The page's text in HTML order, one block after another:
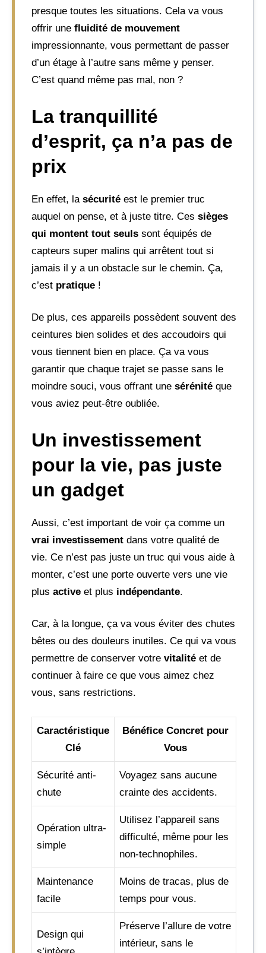
presque toutes les situations. Cela va vous
offrir une fluidité de mouvement
impressionnante, vous permettant de passer
d’un étage à l’autre sans même y penser.
C’est quand même pas mal, non ?
La tranquillité
d’esprit, ça n’a pas de
prix
En effet, la sécurité est le premier truc
auquel on pense, et à juste titre. Ces sièges
qui montent tout seuls sont équipés de
capteurs super malins qui arrêtent tout si
jamais il y a un obstacle sur le chemin. Ça,
c’est pratique !
De plus, ces appareils possèdent souvent des
ceintures bien solides et des accoudoirs qui
vous tiennent bien en place. Ça va vous
garantir que chaque trajet se passe sans le
moindre souci, vous offrant une sérénité que
vous aviez peut-être oubliée.
Un investissement
pour la vie, pas juste
un gadget
Aussi, c’est important de voir ça comme un
vrai investissement dans votre qualité de
vie. Ce n’est pas juste un truc qui vous aide à
monter, c’est une porte ouverte vers une vie
plus active et plus indépendante.
Car, à la longue, ça va vous éviter des chutes
bêtes ou des douleurs inutiles. Ce qui va vous
permettre de conserver votre vitalité et de
continuer à faire ce que vous aimez chez
vous, sans restrictions.
Caractéristique
Clé
Bénéfice Concret pour
Vous
Sécurité anti-
chute
Voyagez sans aucune
crainte des accidents.
Opération ultra-
simple
Utilisez l’appareil sans
difficulté, même pour les
non-technophiles.
Maintenance
facile
Moins de tracas, plus de
temps pour vous.
Design qui
Préserve l’allure de votre
intérieur, sans le